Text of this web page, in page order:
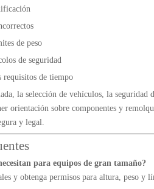
de peso
de seguridad
requisitos de tiempo
la selección de vehículos, la seguridad
orientación sobre componentes y
y legal.
para equipos de gran tamaño?
y obtenga permisos para altura, peso y